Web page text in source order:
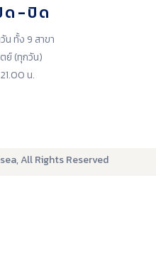
ด-ปิด
น ทั้ง 9 สาขา
ย์ (ทุกวัน)
น.
All Rights Reserved